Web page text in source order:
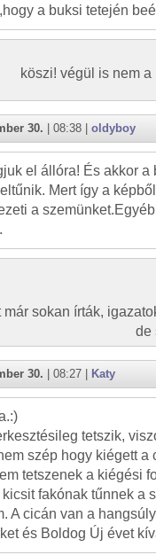
a buksi tetején
köszi! végül is nem
30. | 08:38 | oldyboy
el állóra! És akkor
Mert így a
a
már sokan írták,
de
30. | 08:27 | Katy
tetszik,
szép hogy kiégett a
tetszenek a kiégési
fakónak tűnnek a
A cicán van a
és Boldog Új évet